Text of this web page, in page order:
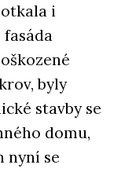
i
byly
stavby se
domu,
nyní se